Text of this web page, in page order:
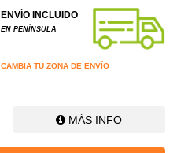
ENVÍO INCLUIDO
EN PENÍNSULA
CAMBIA TU ZONA DE ENVÍO
MÁS INFO